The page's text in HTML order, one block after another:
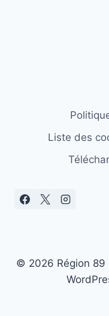
Liste des
© 2026 Région 89